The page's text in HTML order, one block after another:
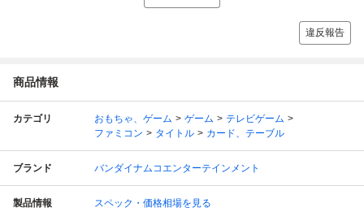
違反報告
商品情報
カテゴリ おもちゃ、ゲーム ゲーム
テレビゲーム
ファミコン
タイトル カード、テーブル
ブランド バンダイナムコエンターテインメント
製品情報 スペック・価格相場を見る